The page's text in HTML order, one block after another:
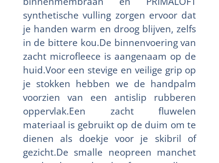
synthetische vulling zorgen ervoor dat
je handen warm en droog blijven, zelfs
in de bittere kou.De binnenvoering van
zacht microfleece is aangenaam op de
huid.Voor een stevige en veilige grip op
je stokken hebben we de handpalm
voorzien van een antislip rubberen
oppervlak.Een zacht fluwelen
materiaal is gebruikt op de duim om te
dienen als doekje voor je skibril of
gezicht.De smalle neopreen manchet